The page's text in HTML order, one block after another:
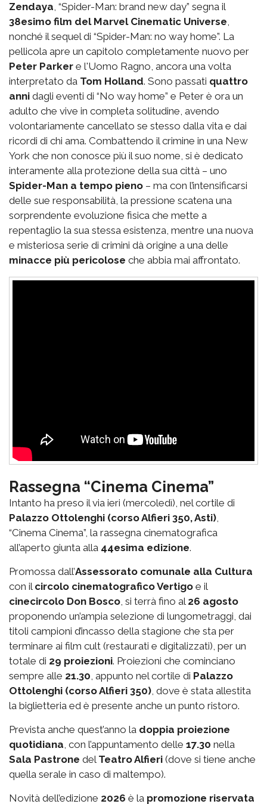
Zendaya, “Spider-Man: brand new day” segna il
38esimo film del Marvel Cinematic Universe,
nonché il sequel di “Spider-Man: no way home”. La
pellicola apre un capitolo completamente nuovo per
Peter Parker e l'Uomo Ragno, ancora una volta
interpretato da Tom Holland. Sono passati quattro
anni dagli eventi di “No way home” e Peter è ora un
adulto che vive in completa solitudine, avendo
volontariamente cancellato se stesso dalla vita e dai
ricordi di chi ama. Combattendo il crimine in una New
York che non conosce più il suo nome, si è dedicato
interamente alla protezione della sua città – uno
Spider-Man a tempo pieno – ma con l’intensificarsi
delle sue responsabilità, la pressione scatena una
sorprendente evoluzione fisica che mette a
repentaglio la sua stessa esistenza, mentre una nuova
e misteriosa serie di crimini dà origine a una delle
minacce più pericolose che abbia mai affrontato.
Rassegna “Cinema Cinema”
Intanto ha preso il via ieri (mercoledì), nel cortile di
Palazzo Ottolenghi (corso Alfieri 350, Asti),
“Cinema Cinema”, la rassegna cinematografica
all’aperto giunta alla 44esima edizione.
Promossa dall’Assessorato comunale alla Cultura
con il circolo cinematografico Vertigo e il
cinecircolo Don Bosco, si terrà fino al 26 agosto
proponendo un’ampia selezione di lungometraggi, dai
titoli campioni d’incasso della stagione che sta per
terminare ai film cult (restaurati e digitalizzati), per un
totale di 29 proiezioni. Proiezioni che cominciano
sempre alle 21.30, appunto nel cortile di Palazzo
Ottolenghi (corso Alfieri 350), dove è stata allestita
la biglietteria ed è presente anche un punto ristoro.
Prevista anche quest’anno la doppia proiezione
quotidiana, con l’appuntamento delle 17.30 nella
Sala Pastrone del Teatro Alfieri (dove si tiene anche
quella serale in caso di maltempo).
Novità dell’edizione 2026 è la promozione riservata